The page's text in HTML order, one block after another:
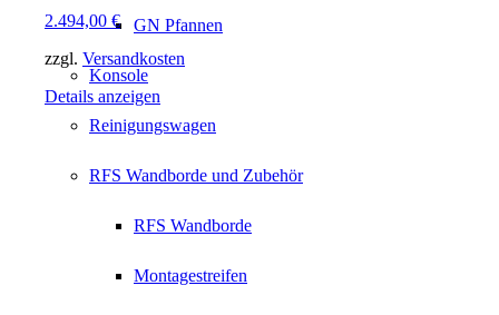
GN Pfannen
Konsole
Reinigungswagen
RFS Wandborde und Zubehör
RFS Wandborde
Montagestreifen
2.494,00 €
zzgl. Versandkosten
Details anzeigen